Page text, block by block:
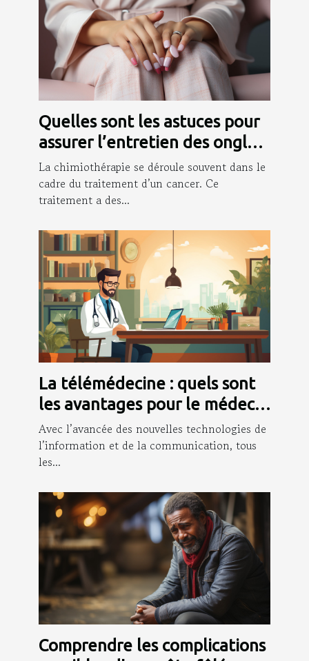
Quelles sont les astuces pour
assurer l’entretien des ongles
pendant la chimio ?
La chimiothérapie se déroule souvent dans le
cadre du traitement d’un cancer. Ce
traitement a des...
La télémédecine : quels sont
les avantages pour le médecin
et les patients ?
Avec l’avancée des nouvelles technologies de
l’information et de la communication, tous
les...
Comprendre les complications